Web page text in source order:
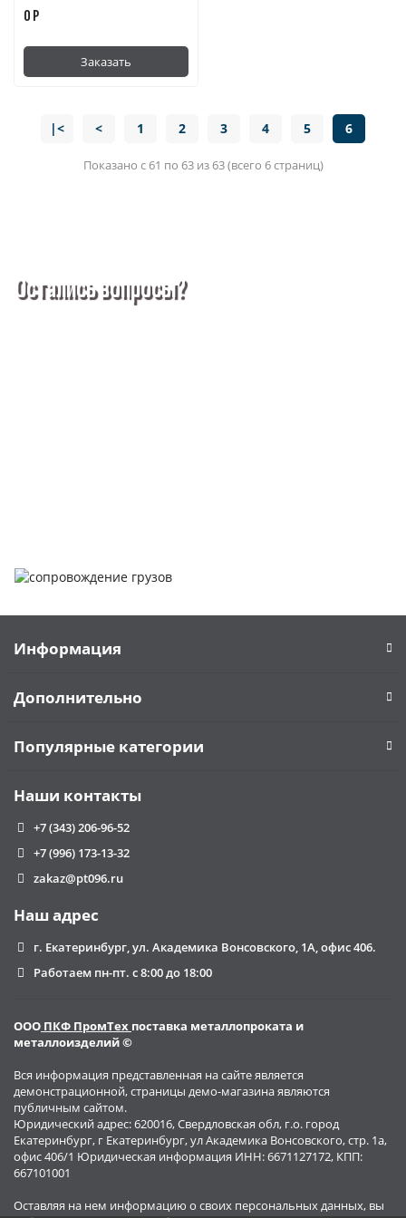
0 Р
Заказать
|< < 1 2 3 4 5 6
Показано с 61 по 63 из 63 (всего 6 страниц)
Остались вопросы?
Информация
Дополнительно
Популярные категории
Наши контакты
+7 (343) 206-96-52
+7 (996) 173-13-32
zakaz@pt096.ru
Наш адрес
г. Екатеринбург, ул. Академика Вонсовского, 1А, офис 406.
Работаем пн-пт. с 8:00 до 18:00
ООО ПКФ ПромТех поставка металлопроката и
металлоизделий ©
Вся информация представленная на сайте является
демонстрационной, страницы демо-магазина являются
публичным сайтом.
Юридический адрес: 620016, Свердловская обл, г.о. город
Екатеринбург, г Екатеринбург, ул Академика Вонсовского, стр. 1а,
офис 406/1 Юридическая информация ИНН: 6671127172, КПП:
667101001
Оставляя на нем информацию о своих персональных данных, вы